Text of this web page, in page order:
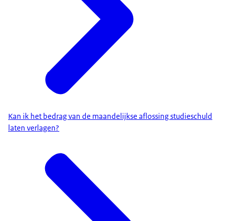
Kan ik het bedrag van de maandelijkse aflossing studieschuld
laten verlagen?